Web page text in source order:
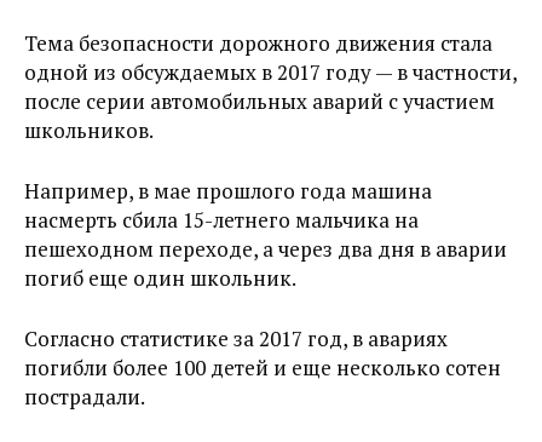
Тема безопасности дорожного движения стала
одной из обсуждаемых в 2017 году — в частности,
после серии автомобильных аварий с участием
школьников.
Например, в мае прошлого года машина
насмерть сбила 15-летнего мальчика на
пешеходном переходе, а через два дня в аварии
погиб еще один школьник.
Согласно статистике за 2017 год, в авариях
погибли более 100 детей и еще несколько сотен
пострадали.